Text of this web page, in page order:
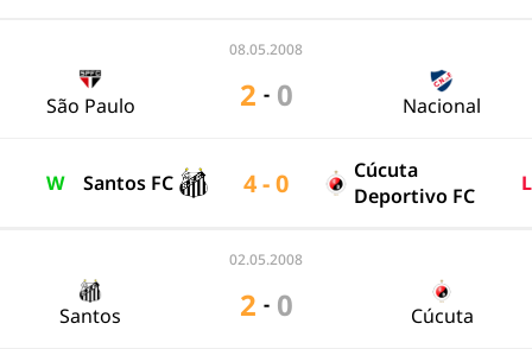
08.05.2008
São Paulo 2 - 0 Nacional
W Santos FC 4 - 0
Cúcuta
Deportivo FC
L
02.05.2008
Santos 2 - 0 Cúcuta